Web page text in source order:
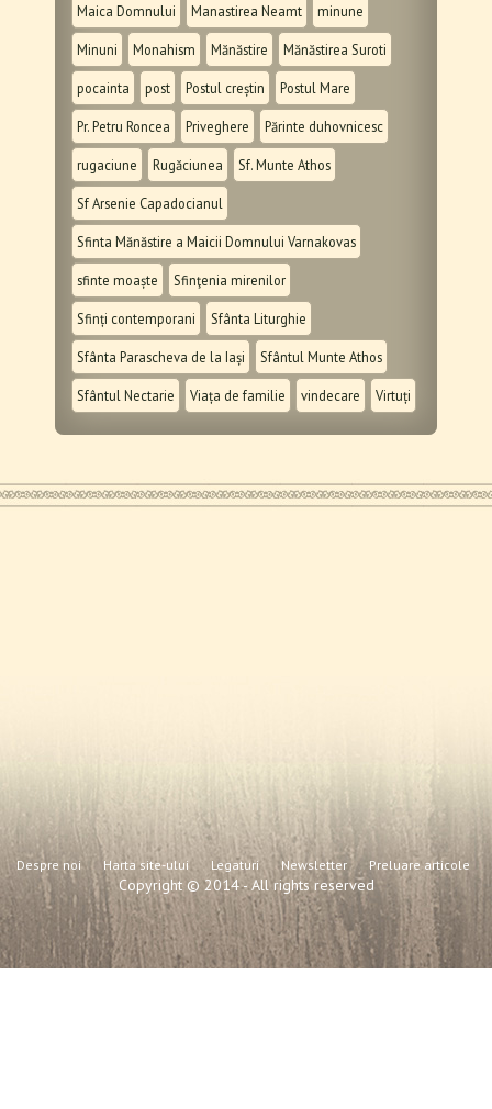
Maica Domnului Manastirea Neamt minune
Minuni Monahism Mănăstire Mănăstirea Suroti
pocainta post Postul creștin Postul Mare
Pr. Petru Roncea Priveghere Părinte duhovnicesc
rugaciune Rugăciunea Sf. Munte Athos
Sf Arsenie Capadocianul
Sfinta Mănăstire a Maicii Domnului Varnakovas
sfinte moaște Sfinţenia mirenilor
Sfinți contemporani Sfânta Liturghie
Sfânta Parascheva de la Iași Sfântul Munte Athos
Sfântul Nectarie Viața de familie vindecare Virtuți
Despre noi Harta site-ului Legaturi Newsletter Preluare articole
Copyright © 2014 - All rights reserved